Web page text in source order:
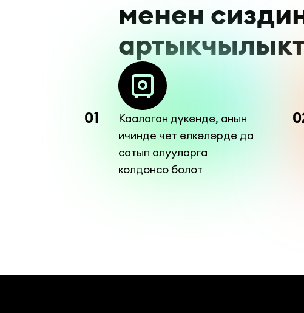
менен
01
Каалаган дүкөндө, анын
ичинде чет өлкөлөрдө да
сатып алууларга
колдонсо болот